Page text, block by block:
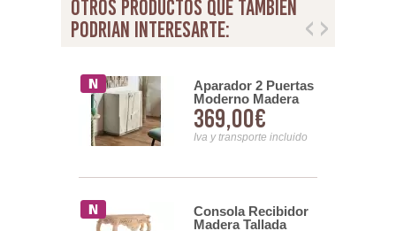
otros productos que tambien
podrian interesarte:
Aparador 2 Puertas
Moderno Madera
Mango Blanca Serie
Musin
369,00€
Iva y transporte incluido
Consola Recibidor
Madera Tallada